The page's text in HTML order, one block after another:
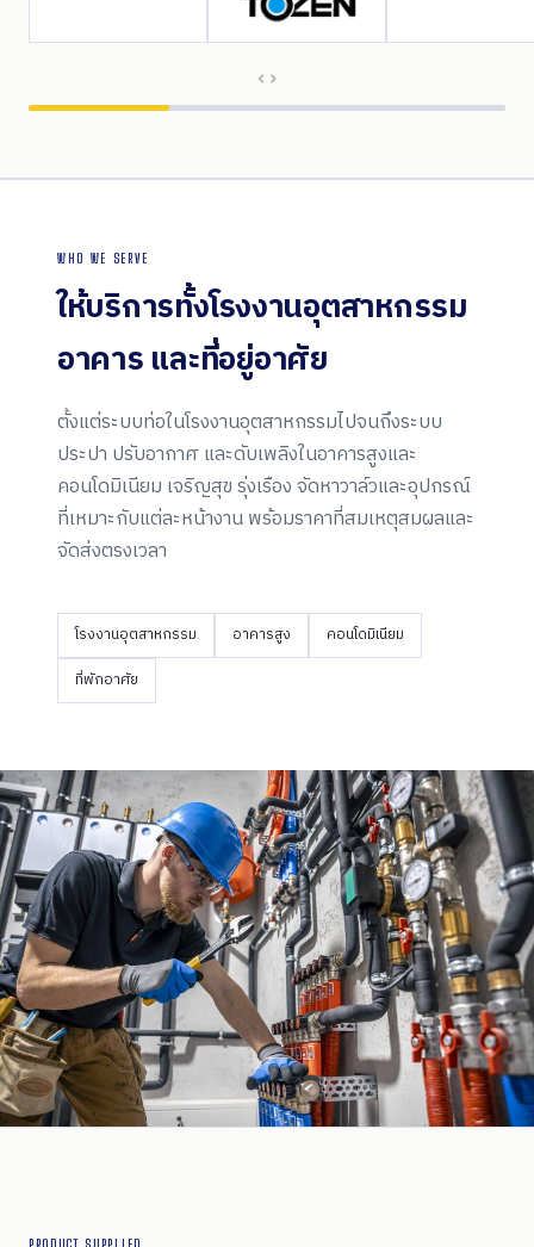
WHO WE SERVE
ให้บริการทั้งโรงงานอุตสาหกรรม
อาคาร และที่อยู่อาศัย
ตั้งแต่ระบบท่อในโรงงานอุตสาหกรรมไปจนถึงระบบ
ประปา ปรับอากาศ และดับเพลิงในอาคารสูงและ
คอนโดมิเนียม เจริญสุข รุ่งเรือง จัดหาวาล์วและอุปกรณ์
ที่เหมาะกับแต่ละหน้างาน พร้อมราคาที่สมเหตุสมผลและ
จัดส่งตรงเวลา
โรงงานอุตสาหกรรม อาคารสูง
คอนโดมิเนียม
ที่พักอาศัย